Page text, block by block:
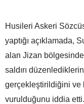
Husileri Askeri
yaptığı açıklamada,
alan Jizan
saldırı
gerçekleştirildiğini ve
vurulduğunu iddia etti.